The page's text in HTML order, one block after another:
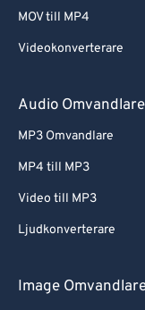
MOV till MP4
Videokonverterare
Audio Omvandlare
MP3 Omvandlare
MP4 till MP3
Video till MP3
Ljudkonverterare
Image